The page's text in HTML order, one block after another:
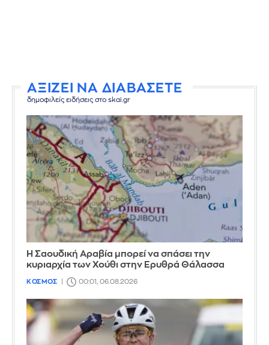
ΑΞΙΖΕΙ ΝΑ ΔΙΑΒΑΣΕΤΕ
δημοφιλείς ειδήσεις στο skai.gr
Η Σαουδική Αραβία μπορεί να σπάσει την
κυριαρχία των Χούθι στην Ερυθρά Θάλασσα
ΚΟΣΜΟΣ 00:01, 06.08.2026